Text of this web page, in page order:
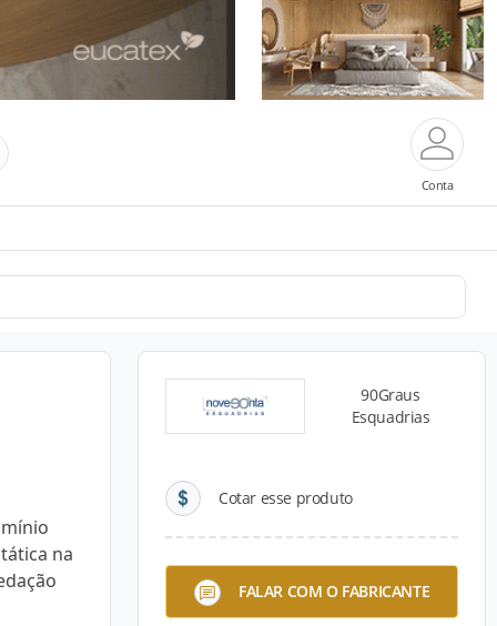
Conta
na
90Graus
Esquadrias
Cotar esse produto
FALAR COM O FABRICANTE